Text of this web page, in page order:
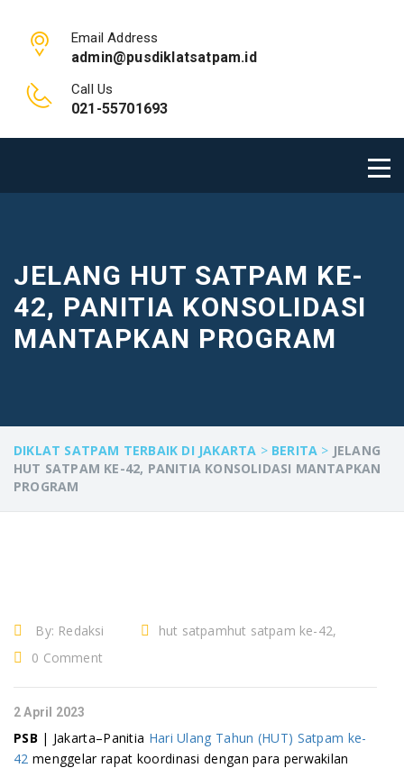
Email Address
admin@pusdiklatsatpam.id
Call Us
021-55701693
JELANG HUT SATPAM KE-
42, PANITIA KONSOLIDASI
MANTAPKAN PROGRAM
DIKLAT SATPAM TERBAIK DI JAKARTA > BERITA > JELANG
HUT SATPAM KE-42, PANITIA KONSOLIDASI MANTAPKAN
PROGRAM
By: Redaksi
hut satpamhut satpam ke-42,
security, sekuriti, tenaga
keamanan
0 Comment
2 April 2023
PSB | Jakarta–Panitia Hari Ulang Tahun (HUT) Satpam ke-
42 menggelar rapat koordinasi dengan para perwakilan